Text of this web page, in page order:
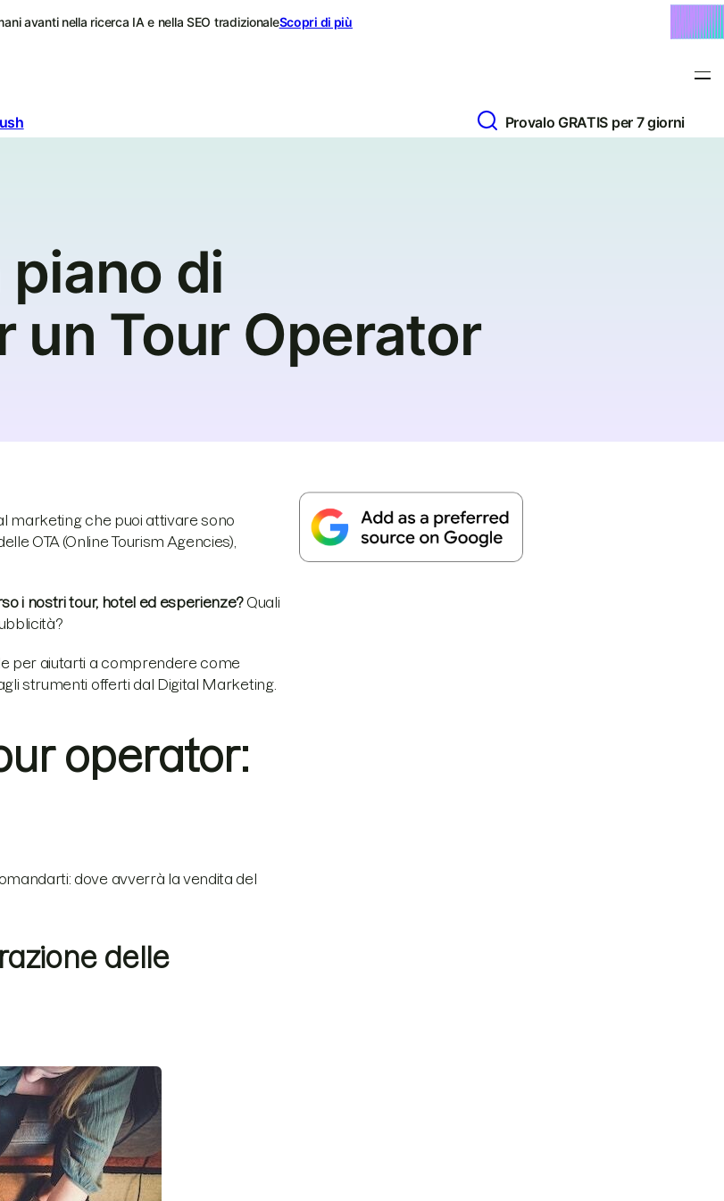
avanti nella ricerca IA e nella SEO tradizionaleScopri di più
Provalo GRATIS per 7 giorni
di
un Tour Operator
marketing che puoi attivare sono
OTA (Online Tourism Agencies),
i nostri tour, hotel ed esperienze?Quali
per aiutarti a comprendere come
strumenti offerti dal Digital Marketing.
operator:
dove avverrà la vendita del
delle